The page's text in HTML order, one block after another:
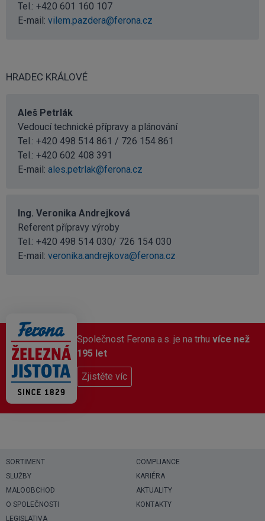
Tel.: +420 601 160 107
E-mail: vilem.pazdera@ferona.cz
HRADEC KRÁLOVÉ
Aleš Petrlák
Vedoucí technické přípravy a plánování
Tel.: +420 498 514 861 / 726 154 861
Tel.: +420 602 408 391
E-mail: ales.petrlak@ferona.cz
Ing. Veronika Andrejková
Referent přípravy výroby
Tel.: +420 498 514 030/ 726 154 030
E-mail: veronika.andrejkova@ferona.cz
Společnost Ferona a.s. je na trhu více než
195 let
Zjistěte víc
SORTIMENT
SLUŽBY
MALOOBCHOD
O SPOLEČNOSTI
LEGISLATIVA
COMPLIANCE
KARIÉRA
AKTUALITY
KONTAKTY